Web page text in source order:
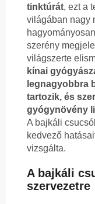
tinktúrát, ezt a
világában nagy
szerény
világszerte
kínai
legnagyobbra
tartozik, és
gyógynövény
A bajkáli
kedvező
vizsgálta.
A bajkáli
szervezetre